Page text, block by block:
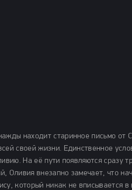
находит старинное письмо от
своей жизни. Единственное
На её пути появляются сразу
Оливия внезапно замечает, что
который никак не вписывается